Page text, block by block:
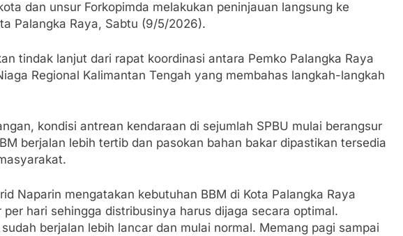
dan unsur Forkopimda melakukan peninjauan langsung ke
Palangka Raya, Sabtu (9/5/2026).
tindak lanjut dari rapat koordinasi antara Pemko Palangka Raya
Regional Kalimantan Tengah yang membahas langkah-langkah
kondisi antrean kendaraan di sejumlah SPBU mulai berangsur
berjalan lebih tertib dan pasokan bahan bakar dipastikan tersedia
Naparin mengatakan kebutuhan BBM di Kota Palangka Raya
hari sehingga distribusinya harus dijaga secara optimal.
berjalan lebih lancar dan mulai normal. Memang pagi sampai